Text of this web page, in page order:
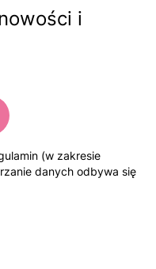
i
(w zakresie
danych odbywa się